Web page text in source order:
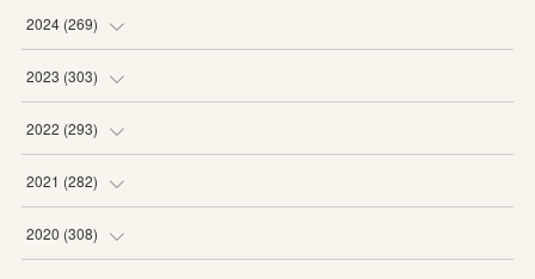
(22
(20
(19
(19
(20
(19
(20
2024 (269)
(16
(16
(21
(20
2023 (303)
(27
(25
(29
2022 (293)
(18
(27
2021 (282)
(19
2020 (308)